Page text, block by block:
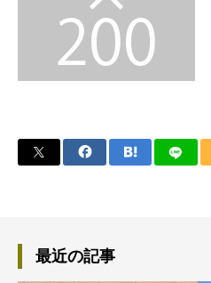
最近の記事